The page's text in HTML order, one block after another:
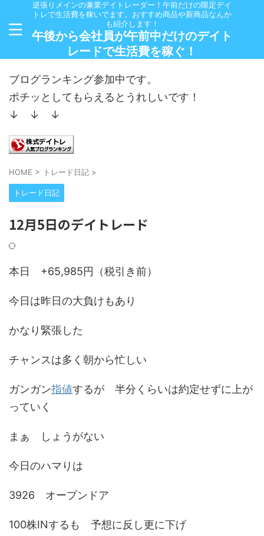
逆張りメインの兼業デイトレーダー！午前だけの限定デイ
トレで生活費を稼いでます。おすすめ商品や新商品なんか
も紹介します！
午後から会社員が午前中だけのデイト
レードで生活費を稼ぐ！
ブログランキング参加中です。
ポチッとしてもらえるとうれしいです！
↓ ↓ ↓
HOME > トレード日記 >
トレード日記
12月5日のデイトレード
本日 +65,985円（税引き前）
今日は昨日の大負けもあり
かなり緊張した
チャンスは多く朝から忙しい
ガンガン指値するが 半分くらいは約定せずに上が
っていく
まぁ しょうがない
今日のハマりは
3926 オープンドア
100株INするも 予想に反し更に下げ